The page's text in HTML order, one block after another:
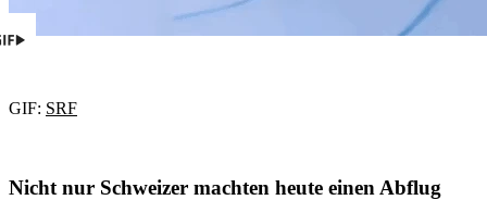
GIF: SRF
Nicht nur Schweizer machten heute einen Abflug